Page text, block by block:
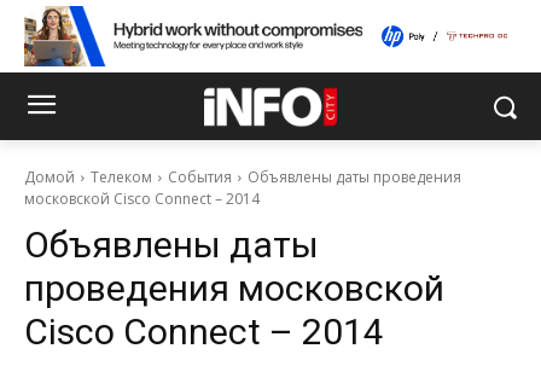
Домой Телеком События
Объявлены даты проведения
московской Cisco Connect – 2014
Объявлены даты
проведения московской
Cisco Connect – 2014